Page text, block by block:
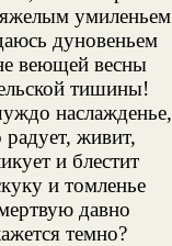
умиленьем
дуновеньем
веющей весны
тишины!
наслажденье,
живит,
и блестит
и томленье
давно
темно?